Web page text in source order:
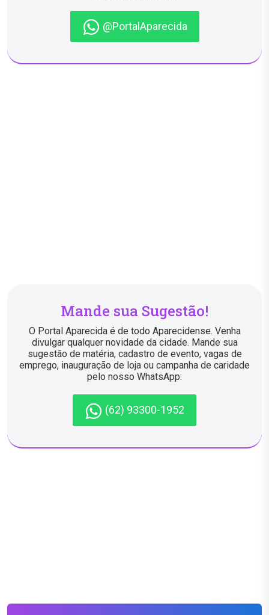
@PortalAparecida
Mande sua Sugestão!
O Portal Aparecida é de todo Aparecidense. Venha
divulgar qualquer novidade da cidade. Mande sua
sugestão de matéria, cadastro de evento, vagas de
emprego, inauguração de loja ou campanha de caridade
pelo nosso WhatsApp:
(62) 93300-1952